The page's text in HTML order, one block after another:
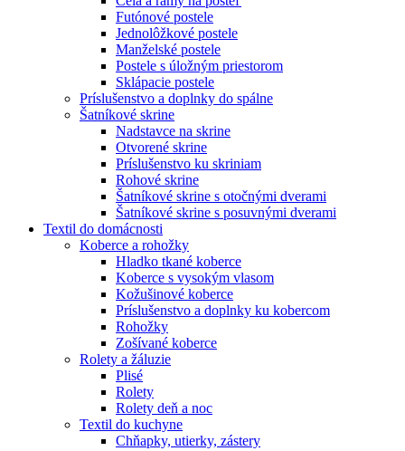
Futónové postele
Jednolôžkové postele
Manželské postele
Postele s úložným priestorom
Sklápacie postele
Príslušenstvo a doplnky do spálne
Šatníkové skrine
Nadstavce na skrine
Otvorené skrine
Príslušenstvo ku skriniam
Rohové skrine
Šatníkové skrine s otočnými dverami
Šatníkové skrine s posuvnými dverami
Textil do domácnosti
Koberce a rohožky
Hladko tkané koberce
Koberce s vysokým vlasom
Kožušinové koberce
Príslušenstvo a doplnky ku kobercom
Rohožky
Zošívané koberce
Rolety a žáluzie
Plisé
Rolety
Rolety deň a noc
Textil do kuchyne
Chňapky, utierky, zástery